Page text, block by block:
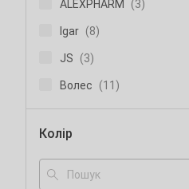
ALEXPHARM (3)
Igar (8)
JS (3)
Волес (11)
Колір